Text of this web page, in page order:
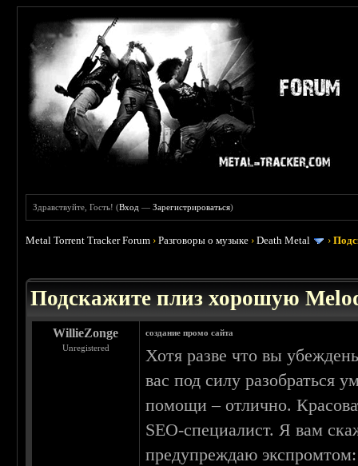
Здравствуйте, Гость! (Вход —Зарегистрироваться)
Metal Torrent Tracker Forum ›Разговоры о музыке ›Death Metal ›
Подскажите плиз хорошую
WillieZonge
Unregistered
создание промо сайта
Хотя разве что вы
вас под силу разобраться
помощи – отлично.
SEO-специалист. Я вам
предупреждаю